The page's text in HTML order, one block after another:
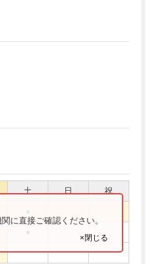
土 日 祝
に直接ご確認ください。
×閉じる